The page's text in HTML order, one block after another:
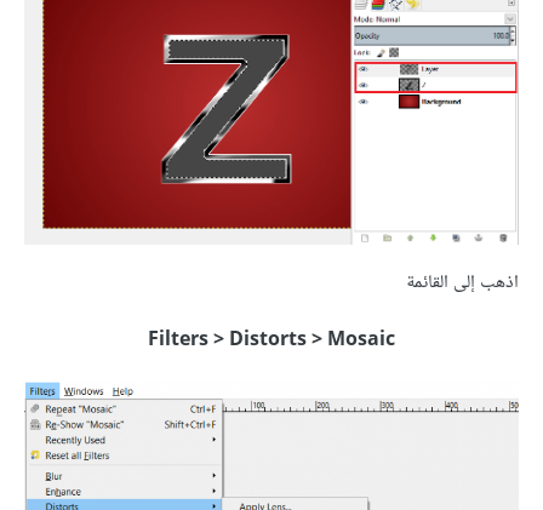
اذهب إلى القائمة
Filters > Distorts > Mosaic